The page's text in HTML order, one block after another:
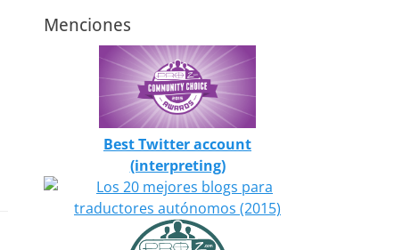
Menciones
Best Twitter account
(interpreting)